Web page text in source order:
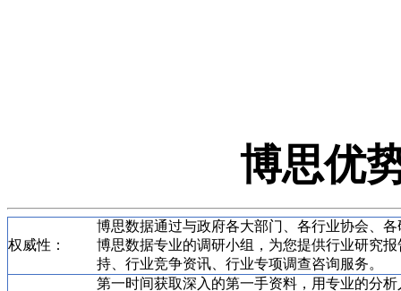
博思优
权威性：
博思数据通过与政府各大部门、各行业协会、
博思数据专业的调研小组，为您提供行业研究
持、行业竞争资讯、行业专项调查咨询服务。
第一时间获取深入的第一手资料，用专业的分